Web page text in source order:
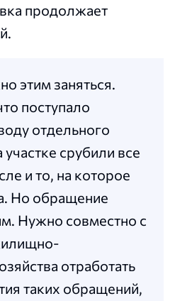
продолжает
этим заняться.
поступало
отдельного
участке срубили все
и то, на которое
Но обращение
Нужно совместно с
отработать
таких обращений,